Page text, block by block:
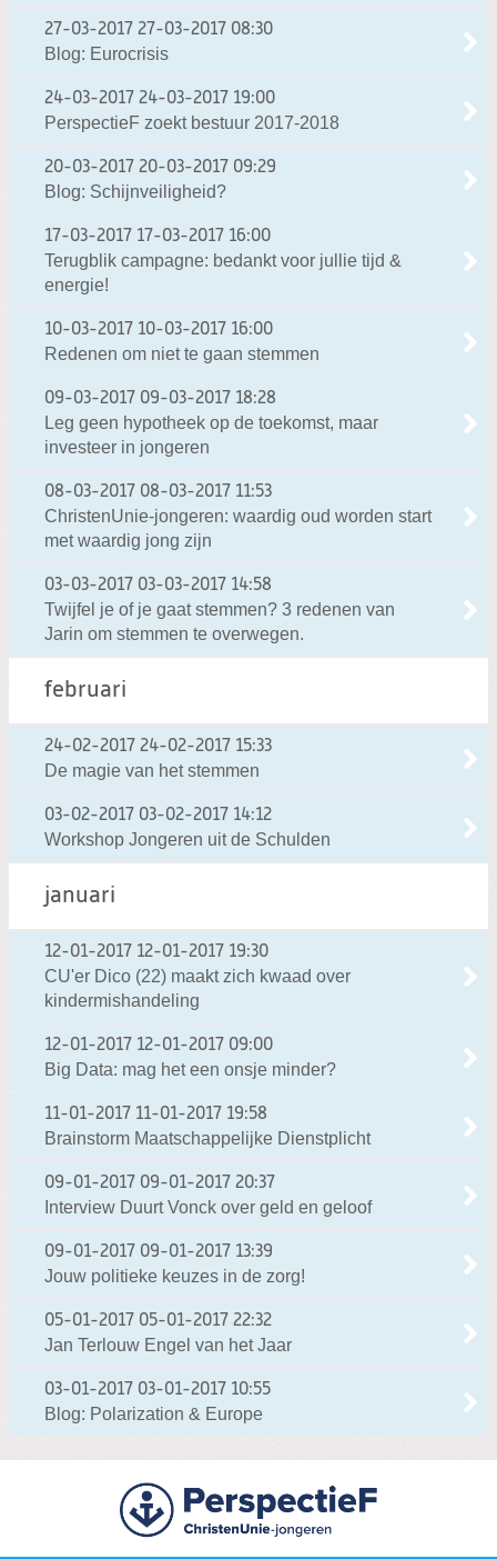
27-03-2017 27-03-2017 08:30
Blog: Eurocrisis
24-03-2017 24-03-2017 19:00
PerspectieF zoekt bestuur 2017-2018
20-03-2017 20-03-2017 09:29
Blog: Schijnveiligheid?
17-03-2017 17-03-2017 16:00
Terugblik campagne: bedankt voor jullie tijd &
energie!
10-03-2017 10-03-2017 16:00
Redenen om niet te gaan stemmen
09-03-2017 09-03-2017 18:28
Leg geen hypotheek op de toekomst, maar
investeer in jongeren
08-03-2017 08-03-2017 11:53
ChristenUnie-jongeren: waardig oud worden start
met waardig jong zijn
03-03-2017 03-03-2017 14:58
Twijfel je of je gaat stemmen? 3 redenen van
Jarin om stemmen te overwegen.
februari
24-02-2017 24-02-2017 15:33
De magie van het stemmen
03-02-2017 03-02-2017 14:12
Workshop Jongeren uit de Schulden
januari
12-01-2017 12-01-2017 19:30
CU'er Dico (22) maakt zich kwaad over
kindermishandeling
12-01-2017 12-01-2017 09:00
Big Data: mag het een onsje minder?
11-01-2017 11-01-2017 19:58
Brainstorm Maatschappelijke Dienstplicht
09-01-2017 09-01-2017 20:37
Interview Duurt Vonck over geld en geloof
09-01-2017 09-01-2017 13:39
Jouw politieke keuzes in de zorg!
05-01-2017 05-01-2017 22:32
Jan Terlouw Engel van het Jaar
03-01-2017 03-01-2017 10:55
Blog: Polarization & Europe